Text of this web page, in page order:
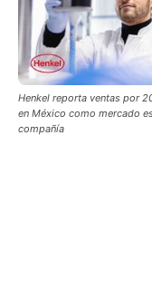
Henkel reporta ventas por
en México como mercado
compañía